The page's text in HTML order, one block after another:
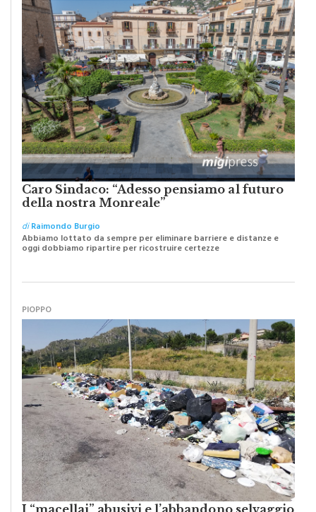
Caro Sindaco: “Adesso pensiamo al futuro
della nostra Monreale”
diRaimondo Burgio
Abbiamo lottato da sempre per eliminare barriere e distanze e
oggi dobbiamo ripartire per ricostruire certezze
I “macellai” abusivi e l’abbandono selvaggio
dei resti di animali per strada